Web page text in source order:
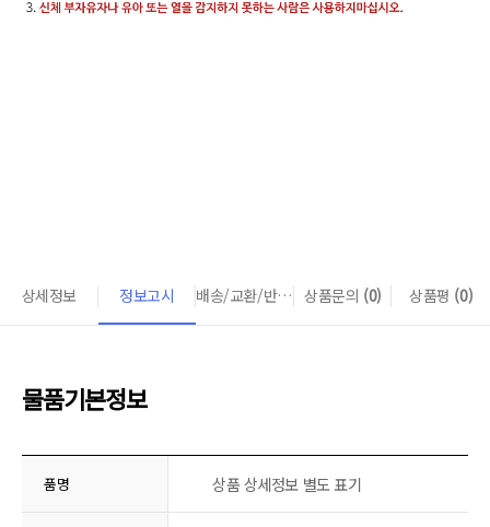
상세정보 정보고시 배송/교환/반품 안내 상품문의 (0) 상품평 (0)
물품기본정보
품명 상품 상세정보 별도 표기